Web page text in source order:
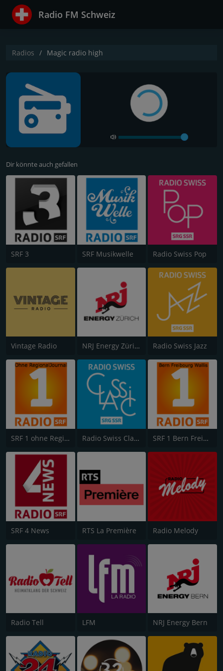
Radio FM Schweiz
Radios Magic radio high
Dir könnte auch gefallen
SRF 3 SRF Musikwelle Radio Swiss Pop
Vintage Radio NRJ Energy Zürich Radio Swiss Jazz
SRF 1 ohne RegionalJournal Radio Swiss Classic SRF 1 Bern Freibourg Wallis
SRF 4 News RTS La Première Radio Melody
Radio Tell LFM NRJ Energy Bern